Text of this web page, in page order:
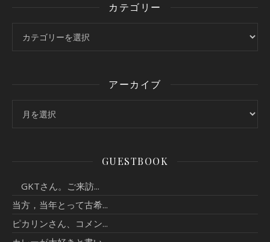
カテゴリー
アーカイブ
GUESTBOOK
GKTさん。ご来訪...
当方，当年とって古希...
ピカリンさん、コメン...